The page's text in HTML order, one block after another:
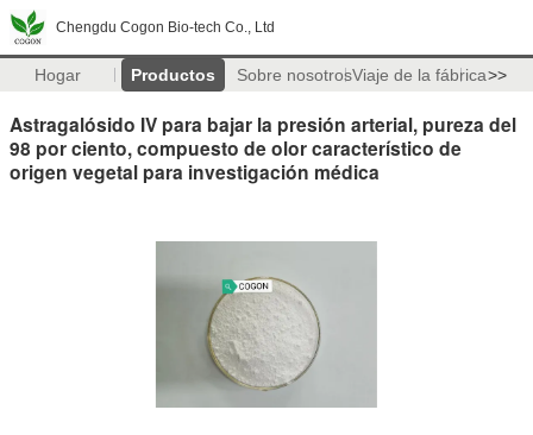
Chengdu Cogon Bio-tech Co., Ltd
Hogar Productos Sobre nosotrosViaje de la fábrica>>
Astragalósido IV para bajar la presión arterial, pureza del
98 por ciento, compuesto de olor característico de
origen vegetal para investigación médica